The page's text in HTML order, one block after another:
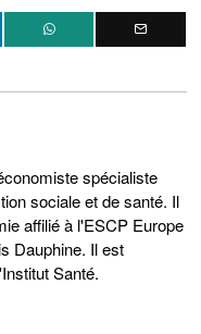
spécialiste
sociale et de santé. Il
affilié à l'ESCP Europe
Dauphine. Il est
Santé.